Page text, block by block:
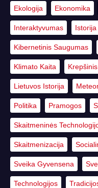
Ekologija Ekonomika
Interaktyvumas Istorija
Kibernetinis Saugumas
Klimato Kaita Krepšinis
Lietuvos Istorija
Politika Pramogos
Skaitmeninės
Skaitmenizacija
Sveika Gyvensena
Technologijos